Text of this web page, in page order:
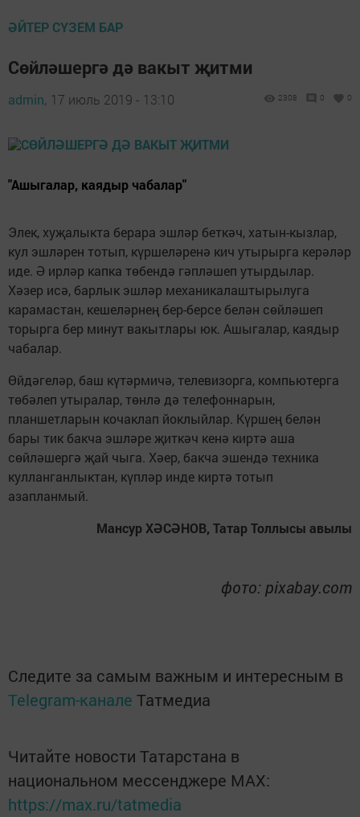
ӘЙТЕР СҮЗЕМ БАР
Сөйләшергә дә вакыт җитми
admin, 17 июль 2019 - 13:10 2308 0 0
"Ашыгалар, каядыр чабалар"
Элек, хуҗалыкта берара эшләр беткәч, хатын-кызлар,
кул эшләрен тотып, күршеләренә кич утырырга керәләр
иде. Ә ирләр капка төбендә гәпләшеп утырдылар.
Хәзер исә, барлык эшләр механикалаштырылуга
карамастан, кешеләрнең бер-берсе белән сөйләшеп
торырга бер минут вакытлары юк. Ашыгалар, каядыр
чабалар.
Өйдәгеләр, баш күтәрмичә, телевизорга, компьютерга
төбәлеп утыралар, төнлә дә телефоннарын,
планшетларын кочаклап йоклыйлар. Күршең белән
бары тик бакча эшләре җиткәч кенә киртә аша
сөйләшергә җай чыга. Хәер, бакча эшендә техника
кулланганлыктан, күпләр инде киртә тотып
азапланмый.
Мансур ХӘСӘНОВ, Татар Толлысы авылы
фото: pixabay.com
Следите за самым важным и интересным в
Telegram-канале Татмедиа
Читайте новости Татарстана в
национальном мессенджере MАХ:
https://max.ru/tatmedia